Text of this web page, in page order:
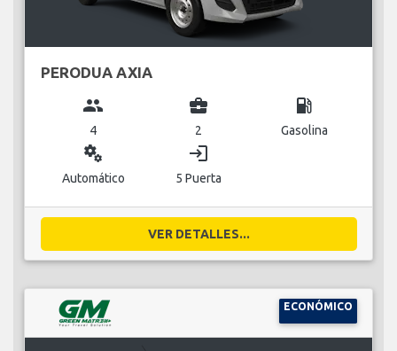
PERODUA AXIA
group
4
business_center
2
local_gas_station
Gasolina
miscellaneous_services
Automático
login
5 Puerta
VER DETALLES...
ECONÓMICO